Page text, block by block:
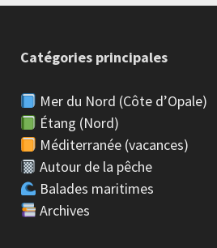
Catégories principales
Mer du Nord (Côte d’Opale)
Étang (Nord)
Méditerranée (vacances)
Autour de la pêche
Balades maritimes
Archives